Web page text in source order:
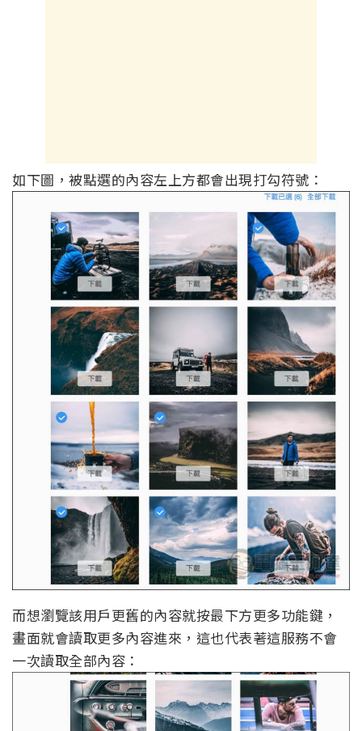
如下圖，被點選的內容左上方都會出現打勾符號：
而想瀏覽該用戶更舊的內容就按最下方更多功能鍵，
畫面就會讀取更多內容進來，這也代表著這服務不會
一次讀取全部內容：